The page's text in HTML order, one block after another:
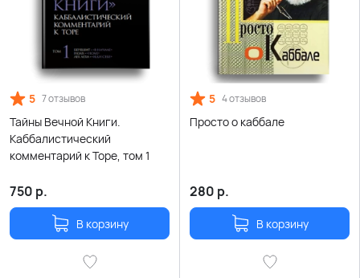
5 7 отзывов
Тайны Вечной Книги.
Каббалистический
комментарий к Торе, том 1
750 р.
В корзину
5 4 отзывов
Просто о каббале
280 р.
В корзину